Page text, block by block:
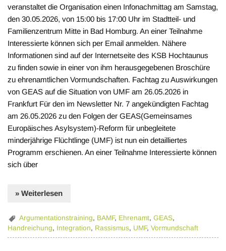
veranstaltet die Organisation einen Infonachmittag am Samstag,
den 30.05.2026, von 15:00 bis 17:00 Uhr im Stadtteil- und
Familienzentrum Mitte in Bad Homburg. An einer Teilnahme
Interessierte können sich per Email anmelden. Nähere
Informationen sind auf der Internetseite des KSB Hochtaunus
zu finden sowie in einer von ihm herausgegebenen Broschüre
zu ehrenamtlichen Vormundschaften. Fachtag zu Auswirkungen
von GEAS auf die Situation von UMF am 26.05.2026 in
Frankfurt Für den im Newsletter Nr. 7 angekündigten Fachtag
am 26.05.2026 zu den Folgen der GEAS(Gemeinsames
Europäisches Asylsystem)-Reform für unbegleitete
minderjährige Flüchtlinge (UMF) ist nun ein detailliertes
Programm erschienen. An einer Teilnahme Interessierte können
sich über
» Weiterlesen
Argumentationstraining, BAMF, Ehrenamt,GEAS,
Handreichung, Integration, Rassismus, UMF,Vormundschaft